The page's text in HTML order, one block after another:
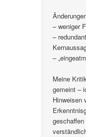
– weniger
–
–
Meine
gemeint –
Hinweisen